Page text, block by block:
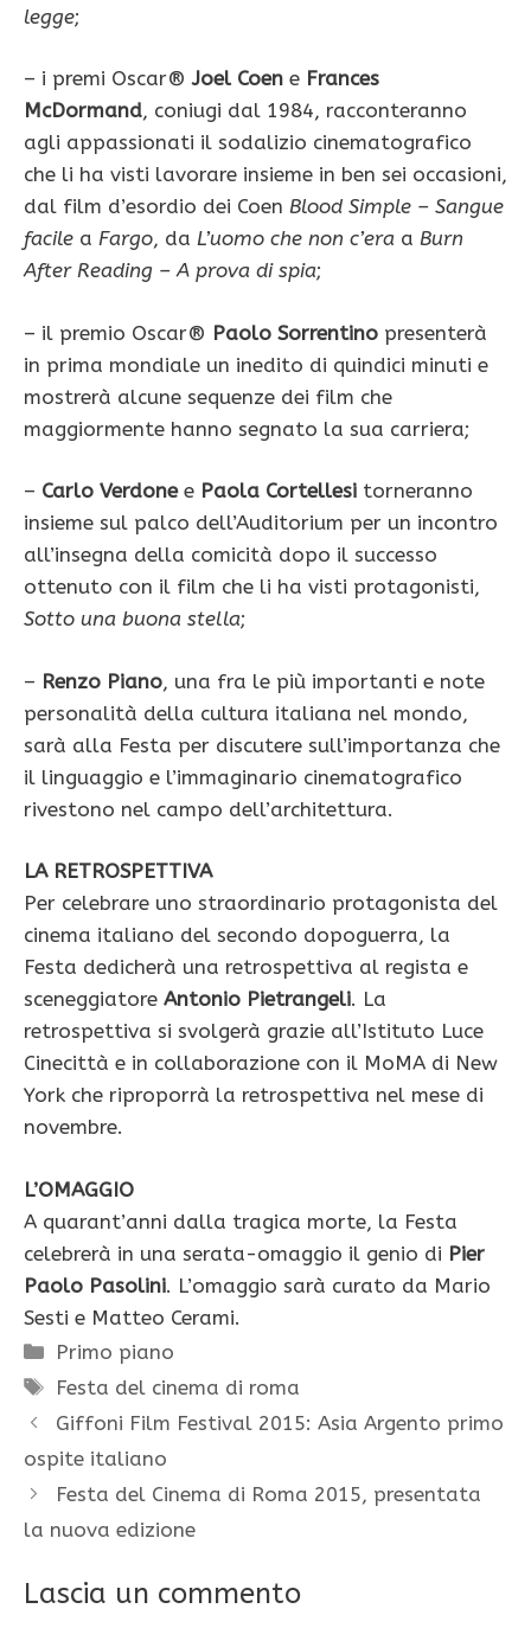
legge;
– i premi Oscar®Joel Coen e Frances
McDormand, coniugi dal 1984, racconteranno
agli appassionati il sodalizio cinematografico
che li ha visti lavorare insieme in ben sei occasioni,
dal film d’esordio dei Coen Blood Simple – Sangue
facile a Fargo, da L’uomo che non c’era a Burn
After Reading – A prova di spia;
– il premio Oscar® Paolo Sorrentino presenterà
in prima mondiale un inedito di quindici minuti e
mostrerà alcune sequenze dei film che
maggiormente hanno segnato la sua carriera;
– Carlo Verdonee Paola Cortellesi torneranno
insieme sul palco dell’Auditorium per un incontro
all’insegna della comicità dopo il successo
ottenuto con il film che li ha visti protagonisti,
Sotto una buona stella;
– Renzo Piano, una fra le più importanti e note
personalità della cultura italiana nel mondo,
sarà alla Festa per discutere sull’importanza che
il linguaggio e l’immaginario cinematografico
rivestono nel campo dell’architettura.
LA RETROSPETTIVA
Per celebrare uno straordinario protagonista del
cinema italiano del secondo dopoguerra, la
Festa dedicherà una retrospettiva al regista e
sceneggiatore Antonio Pietrangeli. La
retrospettiva si svolgerà grazie all’Istituto Luce
Cinecittà e in collaborazione con il MoMA di New
York che riproporrà la retrospettiva nel mese di
novembre.
L’OMAGGIO
A quarant’anni dalla tragica morte, la Festa
celebrerà in una serata-omaggio il genio di Pier
Paolo Pasolini. L’omaggio sarà curato da Mario
Sesti e Matteo Cerami.
Categorie
Primo piano
Tag
Festa del cinema di roma
Giffoni Film Festival 2015: Asia Argento primo
ospite italiano
Festa del Cinema di Roma 2015, presentata
la nuova edizione
Lascia un commento